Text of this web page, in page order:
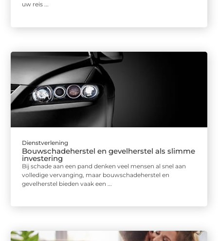
uw reis ...
Dienstverlening
Bouwschadeherstel en gevelherstel als slimme
investering
Bij schade aan een pand denken veel mensen al snel aan
volledige vervanging, maar bouwschadeherstel en
gevelherstel bieden vaak een ...